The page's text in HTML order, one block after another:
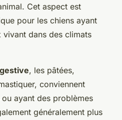
Cet aspect est
pour les chiens ayant
dans des climats
, les pâtées,
conviennent
ayant des problèmes
généralement plus